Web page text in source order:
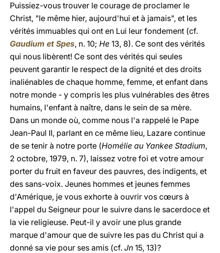
Puissiez-vous trouver le courage de proclamer le
Christ, "le même hier, aujourd'hui et à jamais", et les
vérités immuables qui ont en Lui leur fondement (cf.
Gaudium et Spes, n. 10; He 13, 8). Ce sont des vérités
qui nous libèrent! Ce sont des vérités qui seules
peuvent garantir le respect de la dignité et des droits
inaliénables de chaque homme, femme, et enfant dans
notre monde - y compris les plus vulnérables des êtres
humains, l'enfant à naître, dans le sein de sa mère.
Dans un monde où, comme nous l'a rappelé le Pape
Jean-Paul II, parlant en ce même lieu, Lazare continue
de se tenir à notre porte (Homélie au Yankee Stadium,
2 octobre, 1979, n. 7), laissez votre foi et votre amour
porter du fruit en faveur des pauvres, des indigents, et
des sans-voix. Jeunes hommes et jeunes femmes
d'Amérique, je vous exhorte à ouvrir vos cœurs à
l'appel du Seigneur pour le suivre dans le sacerdoce et
la vie religieuse. Peut-il y avoir une plus grande
marque d'amour que de suivre les pas du Christ qui a
donné sa vie pour ses amis (cf. Jn 15, 13)?